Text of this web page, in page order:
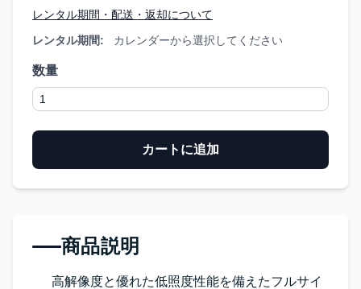
レンタル期間・配送・返却について
レンタル期間:
カレンダーから選択してください
数量
カートに追加
商品説明
高解像度と優れた低照度性能を備えたフルサイ